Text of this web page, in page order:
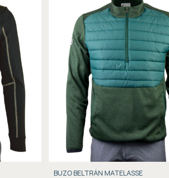
BUZO BELTRÁN MATELASSE